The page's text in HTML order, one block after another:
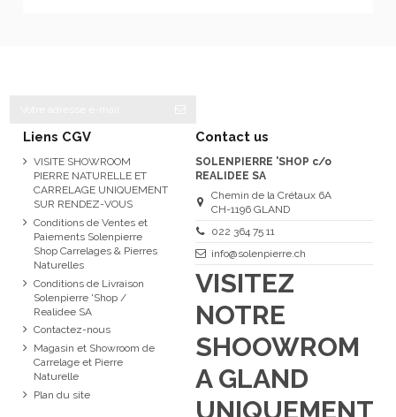
Liens CGV
VISITE SHOWROOM
PIERRE NATURELLE ET
CARRELAGE UNIQUEMENT
SUR RENDEZ-VOUS
Conditions de Ventes et
Paiements Solenpierre
Shop Carrelages & Pierres
Naturelles
Conditions de Livraison
Solenpierre 'Shop /
Realidee SA
Contactez-nous
Magasin et Showroom de
Carrelage et Pierre
Naturelle
Plan du site
Contact us
SOLENPIERRE 'SHOP c/o
REALIDEE SA
Chemin de la Crétaux 6A
CH-1196 GLAND
022 364 75 11
info@solenpierre.ch
VISITEZ
NOTRE
SHOOWROM
A GLAND
UNIQUEMENT